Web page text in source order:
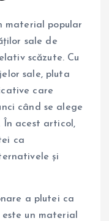
material popular
sale de
scăzute. Cu
sale, pluta
care
când se alege
În acest articol,
ca
și
a plutei ca
un material